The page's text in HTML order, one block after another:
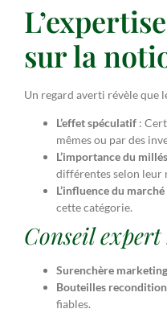
sur la
Un regard averti révèle que
L’effet spéculatif :
mêmes ou par des
L’importance du
différentes selon leur
L’influence du
cette catégorie.
Conseil
Surenchère
Bouteilles
fiables.